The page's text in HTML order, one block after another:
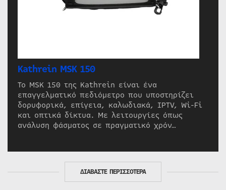
Kathrein MSK 150
Το MSK 150 της Kathrein είναι ένα
επαγγελματικό πεδιόμετρο που υποστηρίζει
δορυφορικά, επίγεια, καλωδιακά, IPTV, Wi-Fi
και οπτικά δίκτυα. Με λειτουργίες όπως
ανάλυση φάσματος σε πραγματικό χρόν…
ΔΙΑΒΑΣΤΕ ΠΕΡΙΣΣΟΤΕΡΑ